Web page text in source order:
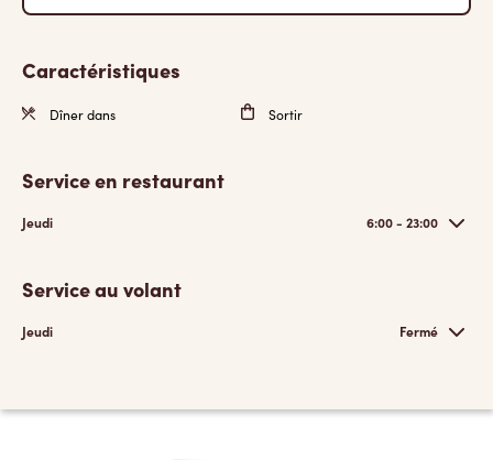
Caractéristiques
Dîner dans Sortir
Service en restaurant
Jeudi 6:00 - 23:00
Service au volant
Jeudi Fermé